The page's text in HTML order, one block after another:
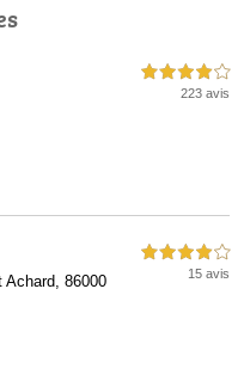
4,0 étoiles sur 5
223 avis
Achard, 86000
4,0 étoiles sur 5
15 avis